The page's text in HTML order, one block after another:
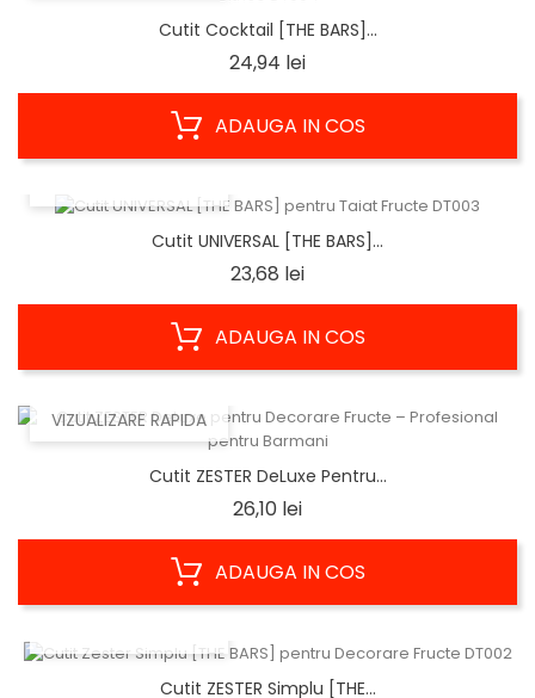
Cutit Cocktail [THE BARS]...
24,94 leiPret
ADAUGA IN COS
Cutit UNIVERSAL [THE BARS]...
23,68 leiPret
ADAUGA IN COS
VIZUALIZARE RAPIDA
Cutit ZESTER DeLuxe Pentru...
26,10 leiPret
ADAUGA IN COS
Cutit ZESTER Simplu [THE...